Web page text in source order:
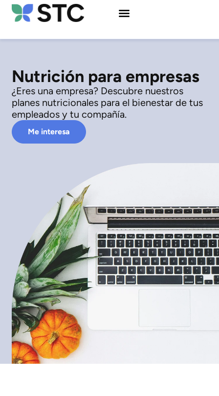
Nutrición para empresas
¿Eres una empresa? Descubre nuestros
planes nutricionales para el bienestar de tus
empleados y tu compañía.
Me interesa